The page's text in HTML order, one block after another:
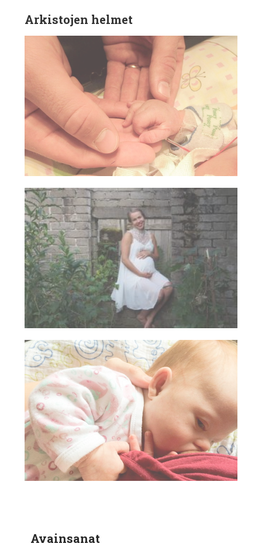
Arkistojen helmet
Avainsanat